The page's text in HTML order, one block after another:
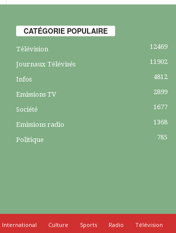
CATÉGORIE POPULAIRE
Télévision 12469
Journaux Télévisés 11902
Infos 4812
Emissions TV 2899
Société 1677
Emissions radio 1368
Politique 785
International Culture Sports Radio Télévision